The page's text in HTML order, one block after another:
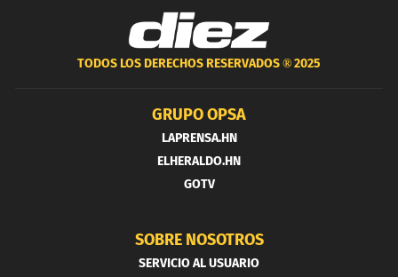
TODOS LOS DERECHOS RESERVADOS ®2025
GRUPO OPSA
LAPRENSA.HN
ELHERALDO.HN
GOTV
SOBRE NOSOTROS
SERVICIO AL USUARIO